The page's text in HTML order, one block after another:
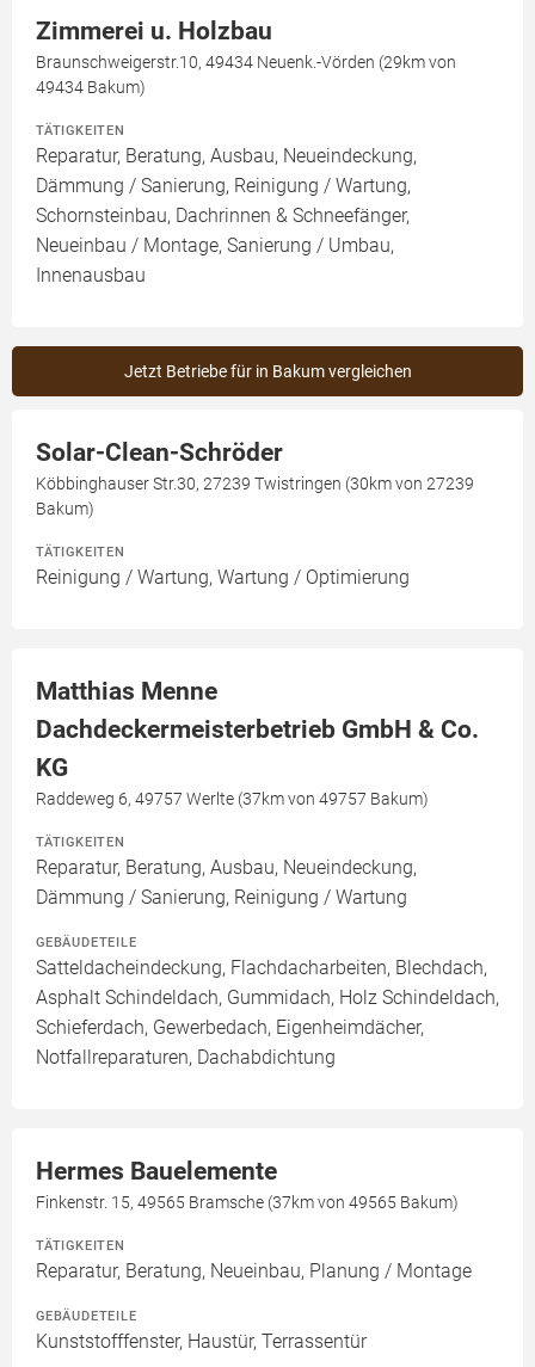
Zimmerei u. Holzbau
Braunschweigerstr.10, 49434 Neuenk.-Vörden (29km von
49434 Bakum)
TÄTIGKEITEN
Reparatur, Beratung, Ausbau, Neueindeckung,
Dämmung / Sanierung, Reinigung / Wartung,
Schornsteinbau, Dachrinnen & Schneefänger,
Neueinbau / Montage, Sanierung / Umbau,
Innenausbau
Jetzt Betriebe für in Bakum vergleichen
Solar-Clean-Schröder
Köbbinghauser Str.30, 27239 Twistringen (30km von 27239
Bakum)
TÄTIGKEITEN
Reinigung / Wartung, Wartung / Optimierung
Matthias Menne
Dachdeckermeisterbetrieb GmbH & Co.
KG
Raddeweg 6, 49757 Werlte (37km von 49757 Bakum)
TÄTIGKEITEN
Reparatur, Beratung, Ausbau, Neueindeckung,
Dämmung / Sanierung, Reinigung / Wartung
GEBÄUDETEILE
Satteldacheindeckung, Flachdacharbeiten, Blechdach,
Asphalt Schindeldach, Gummidach, Holz Schindeldach,
Schieferdach, Gewerbedach, Eigenheimdächer,
Notfallreparaturen, Dachabdichtung
Hermes Bauelemente
Finkenstr. 15, 49565 Bramsche (37km von 49565 Bakum)
TÄTIGKEITEN
Reparatur, Beratung, Neueinbau, Planung / Montage
GEBÄUDETEILE
Kunststofffenster, Haustür, Terrassentür